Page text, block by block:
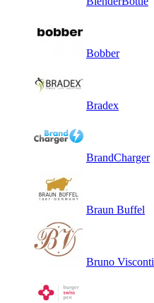
Bobber
Bradex
BrandCharger
Braun Buffel
Bruno Visconti